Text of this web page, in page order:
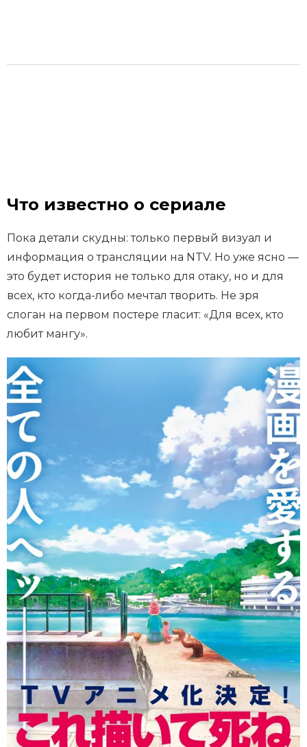
Что известно о сериале
Пока детали скудны: только первый визуал и
информация о трансляции на NTV. Но уже ясно —
это будет история не только для отаку, но и для
всех, кто когда-либо мечтал творить. Не зря
слоган на первом постере гласит: «Для всех, кто
любит мангу».